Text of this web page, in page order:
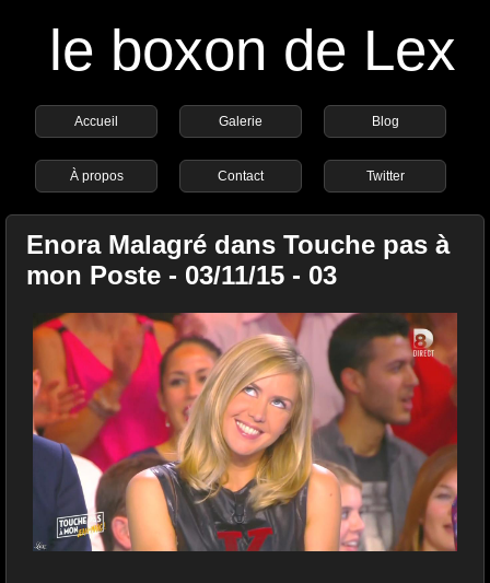
le boxon de Lex
Accueil Galerie Blog
À propos Contact Twitter
Enora Malagré dans Touche pas à
mon Poste - 03/11/15 - 03